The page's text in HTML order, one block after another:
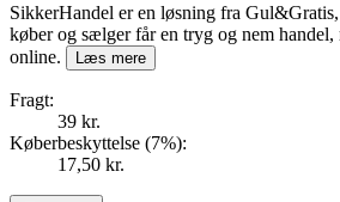
SikkerHandel er en løsning fra Gul&Gratis,
køber og sælger får en tryg og nem handel,
online.
Læs mere
Fragt:
39 kr.
Køberbeskyttelse (7%):
17,50 kr.